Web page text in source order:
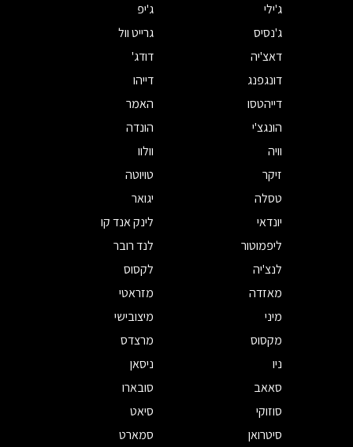
ג'ילי
ג'יפ
ג'נסיס
גרייט וול
דאצ'יה
דודג'
דונגפנג
דייהו
דייהטסו
האמר
הונגצ'י
הונדה
וויה
וולוו
זיקר
טויוטה
טסלה
יגואר
יונדאי
לינק אנד קו
ליפמוטור
לנד רובר
לנצ'יה
לקסוס
מאזדה
מזראטי
מיני
מיצובישי
מקסוס
מרצדס
ניו
ניסאן
סאאב
סובארו
סוזוקי
סיאט
סיטרואן
סמארט